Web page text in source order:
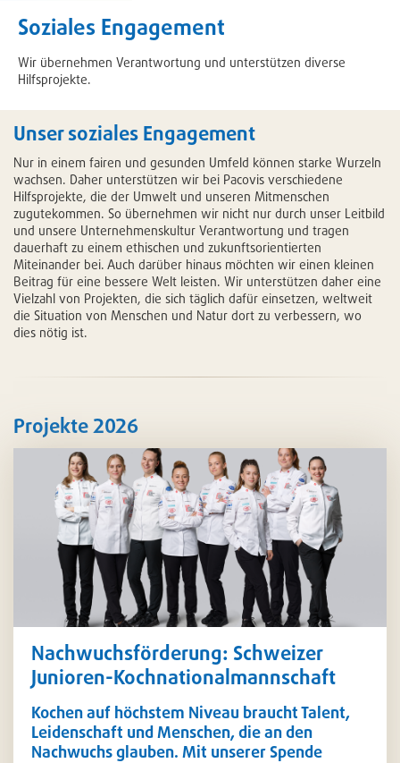
Soziales Engagement
Wir übernehmen Verantwortung und unterstützen diverse
Hilfsprojekte.
Unser soziales Engagement
Nur in einem fairen und gesunden Umfeld können starke Wurzeln
wachsen. Daher unterstützen wir bei Pacovis verschiedene
Hilfsprojekte, die der Umwelt und unseren Mitmenschen
zugutekommen. So übernehmen wir nicht nur durch unser Leitbild
und unsere Unternehmenskultur Verantwortung und tragen
dauerhaft zu einem ethischen und zukunftsorientierten
Miteinander bei. Auch darüber hinaus möchten wir einen kleinen
Beitrag für eine bessere Welt leisten. Wir unterstützen daher eine
Vielzahl von Projekten, die sich täglich dafür einsetzen, weltweit
die Situation von Menschen und Natur dort zu verbessern, wo
dies nötig ist.
Projekte 2026
Nachwuchsförderung: Schweizer
Junioren-Kochnationalmannschaft
Kochen auf höchstem Niveau braucht Talent,
Leidenschaft und Menschen, die an den
Nachwuchs glauben. Mit unserer Spende